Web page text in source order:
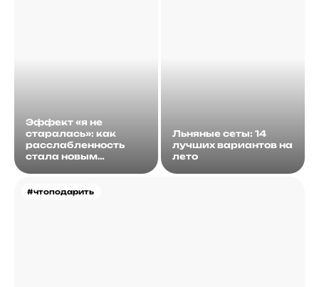
Эффект «я не
старалась»: как
расслабленность
стала новым
#чтоподарить
Льняные сеты: 14
лучших вариантов на
лето